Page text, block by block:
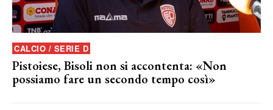
CALCIO / SERIE D
Pistoiese, Bisoli non si accontenta: «Non
possiamo fare un secondo tempo così»